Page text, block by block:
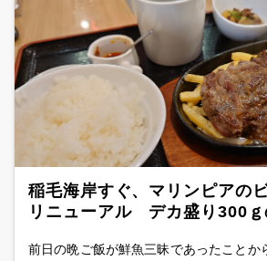
稲毛海岸すぐ、マリンピアの
リニューアル デカ盛り300ｇ
前日の晩ご飯が鮮魚三昧であったことか